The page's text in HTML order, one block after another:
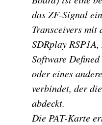
das ZF-Signal
Transceivers mit
SDRplay
Software
oder eines
verbindet, der
abdeckt.
Die PAT-Karte